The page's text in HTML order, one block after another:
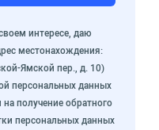
интересе, даю
местонахождения:
Ямской пер., д. 10)
персональных данных
получение обратного
персональных данных